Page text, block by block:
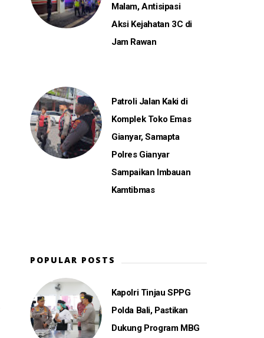
Malam, Antisipasi
Aksi Kejahatan 3C di
Jam Rawan
Patroli Jalan Kaki di
Komplek Toko Emas
Gianyar, Samapta
Polres Gianyar
Sampaikan Imbauan
Kamtibmas
POPULAR POSTS
Kapolri Tinjau SPPG
Polda Bali, Pastikan
Dukung Program MBG